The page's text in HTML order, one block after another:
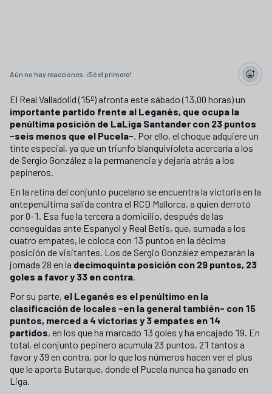
Aún no hay reacciones. ¡Sé el primero!
El Real Valladolid (15º) afronta este sábado (13,00 horas) un
importante partido frente al Leganés, que ocupa la
penúltima posición de LaLiga Santander con 23 puntos
-seis menos que el Pucela-. Por ello, el choque adquiere un
tinte especial, ya que un triunfo blanquivioleta acercaría a los
de Sergio González a la permanencia y dejaría atrás a los
pepineros.
En la retina del conjunto pucelano se encuentra la victoria en la
antepenúltima salida contra el RCD Mallorca, a quien derrotó
por 0-1. Esa fue la tercera a domicilio, después de las
conseguidas ante Espanyol y Real Betis, que, sumada a los
cuatro empates, le coloca con 13 puntos en la décima
posición de visitantes. Los de Sergio González empezarán la
jornada 28 en la decimoquinta posición con 29 puntos, 23
goles a favor y 33 en contra.
Por su parte, el Leganés es el penúltimo en la
clasificación de locales -en la general también- con 15
puntos, merced a 4 victorias y 3 empates en 14
partidos, en los que ha marcado 13 goles y ha encajado 19. En
total, el conjunto pepinero acumula 23 puntos, 21 tantos a
favor y 39 en contra, por lo que los números hacen ver el plus
que le aporta Butarque, donde el Pucela nunca ha ganado en
Liga.